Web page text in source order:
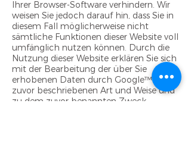
Ihrer Browser-Software verhindern. Wir
weisen Sie jedoch darauf hin, dass Sie in
diesem Fall möglicherweise nicht
sämtliche Funktionen dieser Website voll
umfänglich nutzen können. Durch die
Nutzung dieser Website erklären Sie sich
mit der Bearbeitung der über Sie
erhobenen Daten durch Google™ in der
zuvor beschriebenen Art und Weise und
zu dem zuvor benannten Zweck